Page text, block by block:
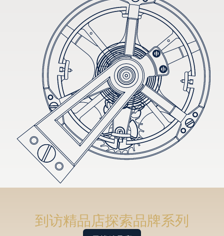
到访精品店探索品牌系列